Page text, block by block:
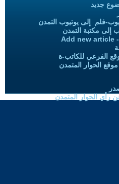
جديد
فلم إلى يوتيوب التمدن
إلى مكتبة التمدن
Add new article
الفرعي للكاتب-ة
الحوار المتمدن
رأي الحوار المتمدن